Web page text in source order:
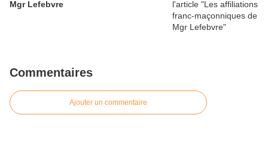
Mgr Lefebvre
Commentaires
Ajouter un commentaire